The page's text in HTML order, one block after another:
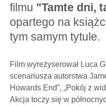
filmu "Tamte dni,
opartego na
tym samym tytule.
Film wyreżyserował Luca
scenariusza autorstwa
Howards End”, „Pokój z
Akcja toczy się w